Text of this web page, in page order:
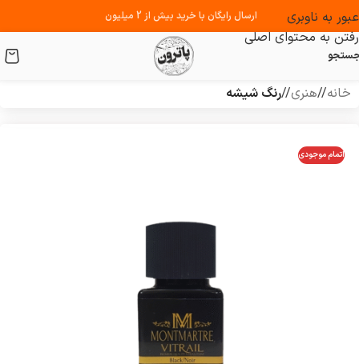
عبور به ناوبری
رفتن به محتوای اصلی
ارسال رایگان با خرید بیش از 2 میلیون
خانه/ هنری/ رنگ شیشه
اتمام موجودی